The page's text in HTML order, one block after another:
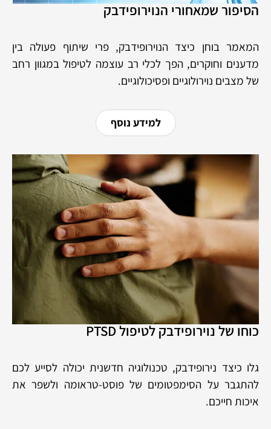
הסיפור שמאחורי הנוירופידבק
המאמר בוחן כיצד הנוירופידבק, פרי שיתוף פעולה בין
מדענים וחוקרים, הפך לכלי רב עוצמה לטיפול במגוון רחב
של מצבים נוירולוגיים ופסיכולוגיים.
למידע נוסף
כוחו של נוירופידבק לטיפול PTSD
גלו כיצד נירופידבק, טכנולוגיה חדשנית יכולה לסייע לכם
להתגבר על הסימפטומים של פוסט-טראומה ולשפר את
איכות חייכם.